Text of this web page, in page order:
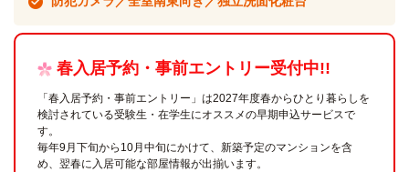
春入居予約・事前エントリー受付中!!
「春入居予約・事前エントリー」は2027年度春からひとり暮らしを
検討されている受験生・在学生にオススメの早期申込サービスで
す。
毎年9月下旬から10月中旬にかけて、新築予定のマンションを含
め、翌春に入居可能な部屋情報が出揃います。